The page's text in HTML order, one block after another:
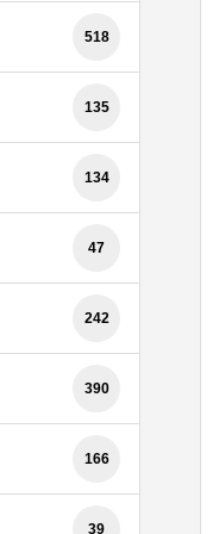
518
135
134
47
242
390
166
39